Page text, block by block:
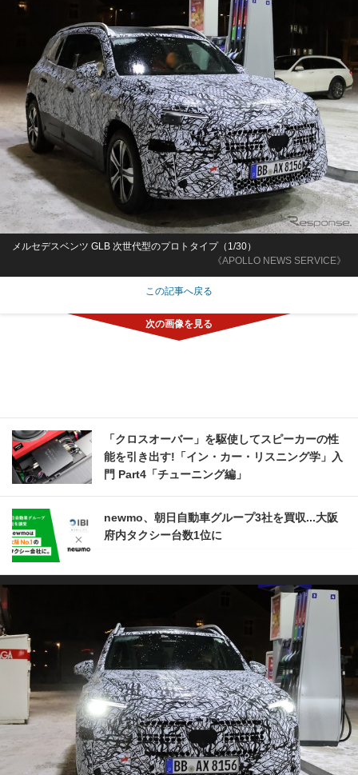
《APOLLO NEWS SERVICE》
メルセデスベンツ GLB 次世代型のプロトタイプ（1/30）
この記事へ戻る
「クロスオーバー」を駆使してスピーカーの性
能を引き出す!「イン・カー・リスニング学」入
門 Part4「チューニング編」
newmo、朝日自動車グループ3社を買収...大阪
府内タクシー台数1位に